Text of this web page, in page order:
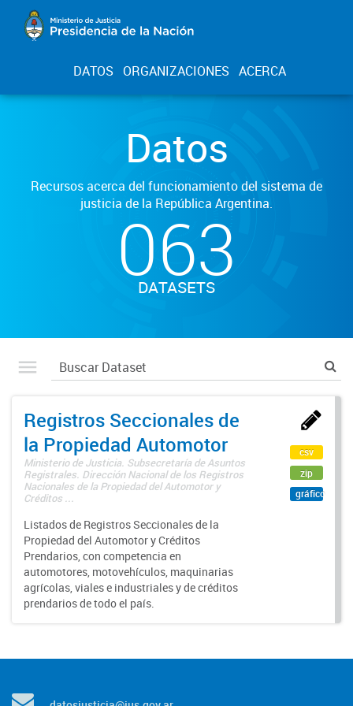
DATOS ORGANIZACIONES ACERCA
Datos
Recursos acerca del funcionamiento del sistema de
justicia de la República Argentina.
063
DATASETS
Registros Seccionales de
la Propiedad Automotor
Ministerio de Justicia. Subsecretaría de Asuntos
Registrales. Dirección Nacional de los Registros
Nacionales de la Propiedad del Automotor y
Créditos ...
Listados de Registros Seccionales de la
Propiedad del Automotor y Créditos
Prendarios, con competencia en
automotores, motovehículos, maquinarias
agrícolas, viales e industriales y de créditos
prendarios de todo el país.
csv
zip
gráfico